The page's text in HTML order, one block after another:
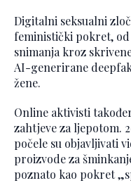
Digitalni seksualni
feministički pokret,
snimanja kroz
AI-generirane
žene.
Online aktivisti
zahtjeve za ljepotom.
počele su objavljivati
proizvode za
poznato kao pokret